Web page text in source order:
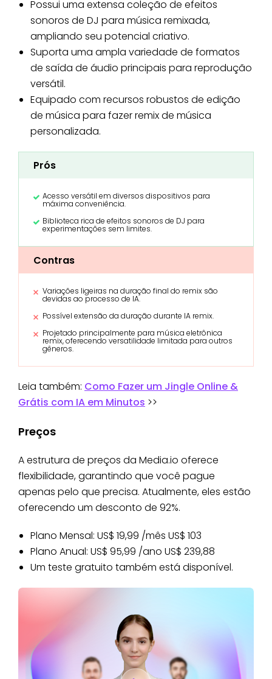
Possui uma extensa coleção de efeitos
sonoros de DJ para música remixada,
ampliando seu potencial criativo.
Suporta uma ampla variedade de formatos
de saída de áudio principais para reprodução
versátil.
Equipado com recursos robustos de edição
de música para fazer remix de música
personalizada.
Prós
Acesso versátil em diversos dispositivos para
máxima conveniência.
Biblioteca rica de efeitos sonoros de DJ para
experimentações sem limites.
Contras
Variações ligeiras na duração final do remix são
devidas ao processo de IA.
Possível extensão da duração durante IA remix.
Projetado principalmente para música eletrônica
remix, oferecendo versatilidade limitada para outros
gêneros.
Leia também: Como Fazer um Jingle Online &
Grátis com IA em Minutos >>
Preços
A estrutura de preços da Media.io oferece
flexibilidade, garantindo que você pague
apenas pelo que precisa. Atualmente, eles estão
oferecendo um desconto de 92%.
Plano Mensal: US$ 19,99 /mês US$ 103
Plano Anual: US$ 95,99 /ano US$ 239,88
Um teste gratuito também está disponível.